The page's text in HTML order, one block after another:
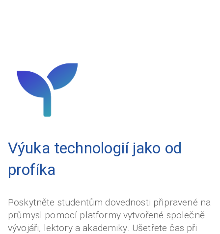
Výuka technologií jako od
profíka
Poskytněte studentům dovednosti připravené na
průmysl pomocí platformy vytvořené společně
vývojáři, lektory a akademiky. Ušetřete čas při